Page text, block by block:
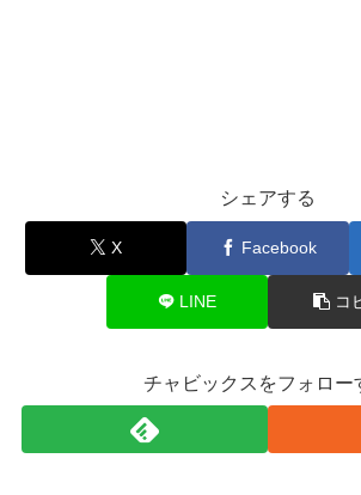
シェアする
X Facebook
LINE コ
チャビックスをフォロー